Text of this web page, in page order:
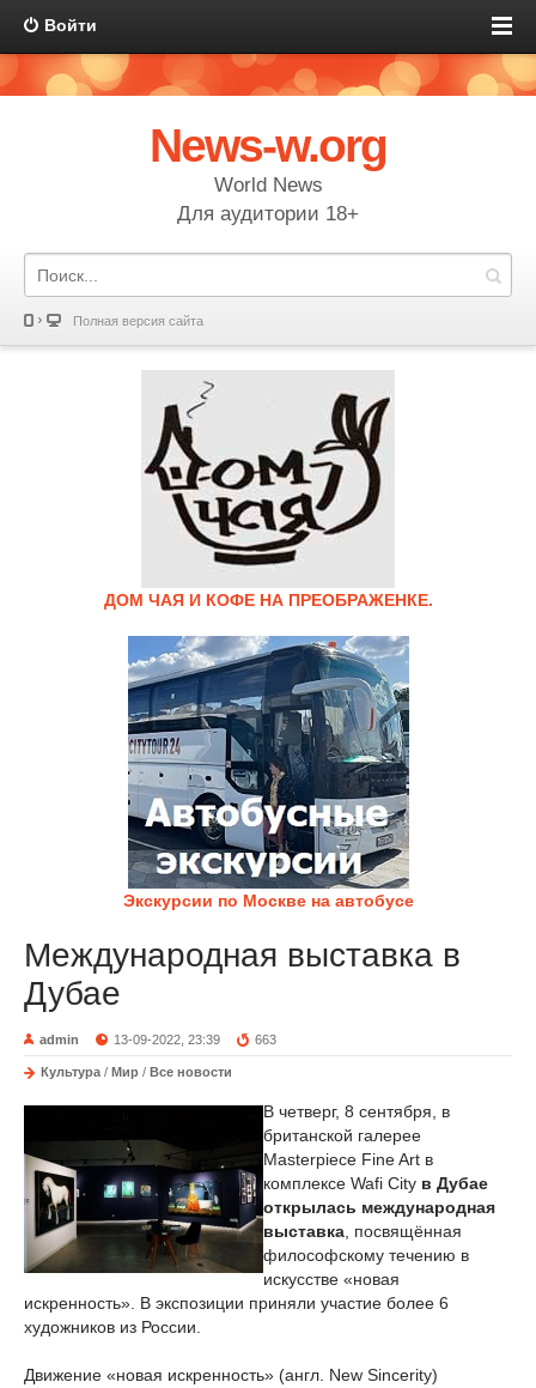
Войти
News-w.org
World News
Для аудитории 18+
Полная версия сайта
ДОМ ЧАЯ И КОФЕ НА ПРЕОБРАЖЕНКЕ.
Экскурсии по Москве на автобусе
Международная выставка в
Дубае
admin 13-09-2022, 23:39 663
Культура / Мир / Все новости
В четверг, 8 сентября, в
британской галерее
Masterpiece Fine Art в
комплексе Wafi City в Дубае
открылась международная
выставка , посвящённая
философскому течению в
искусстве «новая
искренность». В экспозиции приняли участие более 6
художников из России.
Движение «новая искренность» (англ. New Sincerity)